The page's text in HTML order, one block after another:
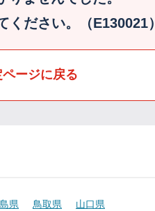
ださい。（E130021）
ージに戻る
県 鳥取県 山口県